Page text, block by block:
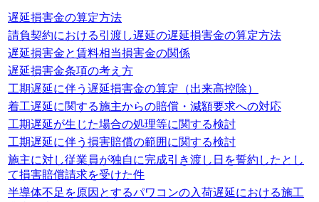
遅延損害金の算定方法
請負契約における引渡し遅延の遅延損害金の算定方法
遅延損害金と賃料相当損害金の関係
遅延損害金条項の考え方
工期遅延に伴う遅延損害金の算定（出来高控除）
着工遅延に関する施主からの賠償・減額要求への対応
工期遅延が生じた場合の処理等に関する検討
工期遅延に伴う損害賠償の範囲に関する検討
施主に対し従業員が独自に完成引き渡し日を誓約したとし
て損害賠償請求を受けた件
半導体不足を原因とするパワコンの入荷遅延における施工